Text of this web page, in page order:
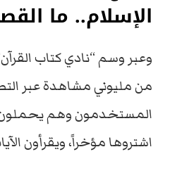
الإسلام.. ما
وعبر وسم “نادي كتاب
من مليوني مشاهدة عبر
المستخدمون وهم يحملون
اشتروها مؤخراً، ويقرأون